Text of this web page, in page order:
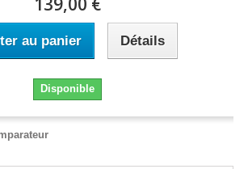
au panier Détails
Disponible